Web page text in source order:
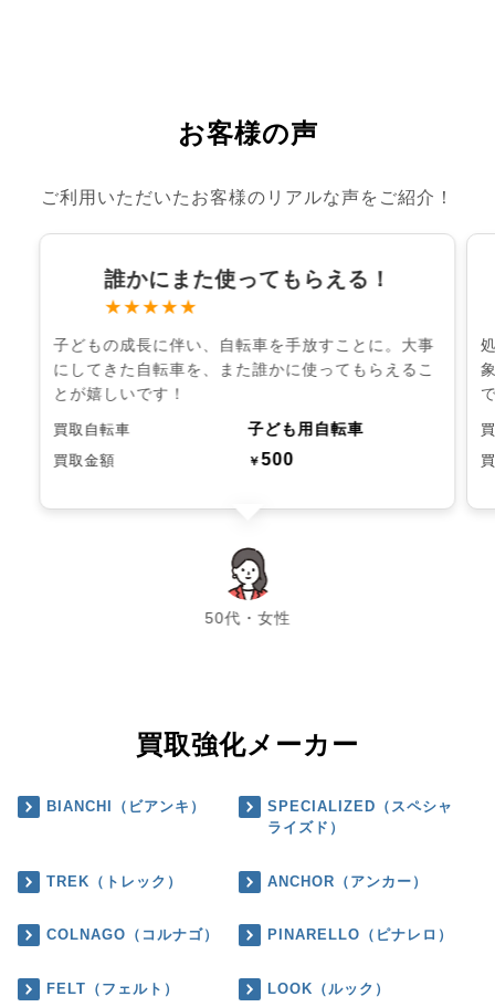
お客様の声
ご利用いただいたお客様のリアルな声をご紹介！
誰かにまた使ってもらえる！
★★★★★
子どもの成長に伴い、自転車を手放すことに。大事
にしてきた自転車を、また誰かに使ってもらえるこ
とが嬉しいです！
買取自転車 子ども用自転車
買取金額 ￥500
50代・女性
chevron_left chevron_right
買取強化メーカー
BIANCHI（ビアンキ）
SPECIALIZED（スペシャ
ライズド）
TREK（トレック） ANCHOR（アンカー）
COLNAGO（コルナゴ） PINARELLO（ピナレロ）
FELT（フェルト） LOOK（ルック）